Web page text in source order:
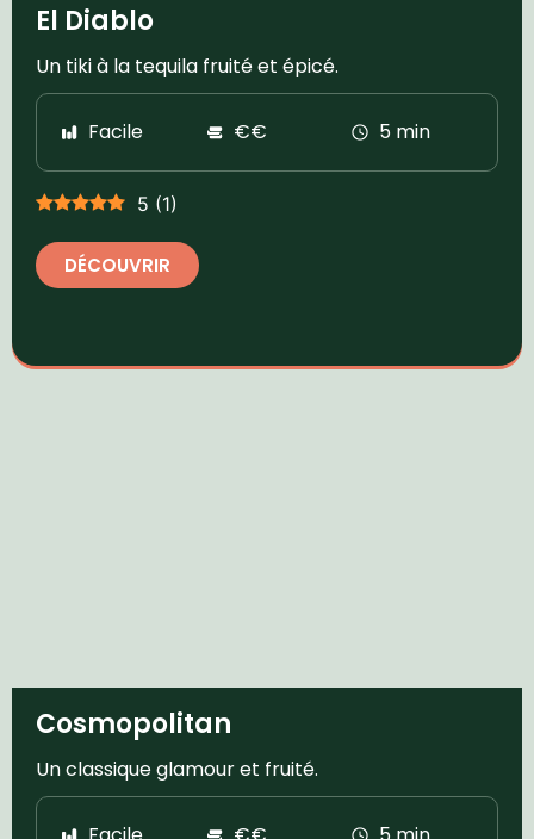
El Diablo
Un tiki à la tequila fruité et épicé.
Facile €€ 5 min
5 (1)
DÉCOUVRIR
Cosmopolitan
Un classique glamour et fruité.